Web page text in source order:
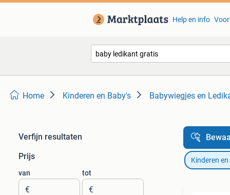
Help en info
Home Kinderen en Baby's Babywiegjes en
Verfijn resultaten
Prijs
van
€
tot
€
Kinderen